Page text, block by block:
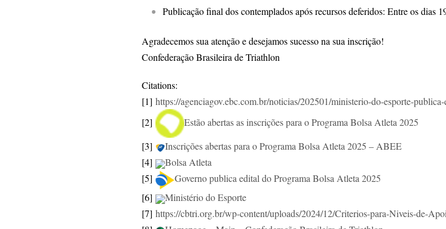
Publicação final dos contemplados após recursos deferidos: Entre os dias
Agradecemos sua atenção e desejamos sucesso na sua inscrição!
Confederação Brasileira de Triathlon
Citations:
[1] https://agenciagov.ebc.com.br/noticias/202501/ministerio-do-esporte-
[2]
Estão abertas as inscrições para o Programa Bolsa Atleta 2025
[3]
Inscrições abertas para o Programa Bolsa Atleta 2025 – ABEE
[4]
Bolsa Atleta
[5]
Governo publica edital do Programa Bolsa Atleta 2025
[6]
Ministério do Esporte
[7] https://cbtri.org.br/wp-content/uploads/2024/12/Criterios-para-Niveis-de-